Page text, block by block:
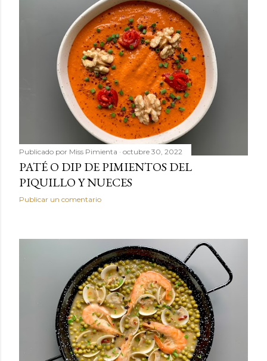
Publicado por Miss Pimienta octubre 30, 2022
PATÉ O DIP DE PIMIENTOS DEL
PIQUILLO Y NUECES
Publicar un comentario